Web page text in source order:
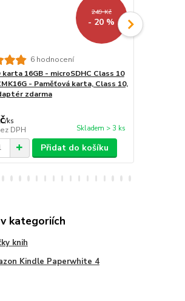
249 Kč
- 20 %
6 hodnocení
karta 16GB - microSDHC Class 10
- Paměťová karta, Class 10,
zdarma
/ks
DPH Skladem > 3 ks
Přidat do košíku
kategoriích
knih
Kindle Paperwhite 4